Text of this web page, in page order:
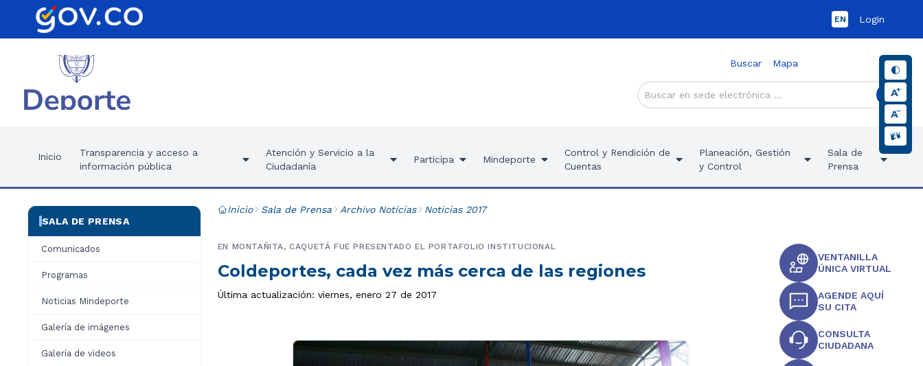
EN Login
Buscar Mapa
Inicio
Transparencia y acceso a
información pública
Atención y Servicio a la
Ciudadanía
Participa Mindeporte
Control y Rendición de
Cuentas
Planeación, Gestión
y Control
Sala de
Prensa
SALA DE PRENSA
Comunicados
Programas
Noticias Mindeporte
Galería de imágenes
Galería de videos
Inicio Sala de Prensa Archivo Noticias Noticias 2017
Coldeportes, cada vez más cerca de las regiones
EN MONTAÑITA, CAQUETÁ FUE PRESENTADO EL PORTAFOLIO INSTITUCIONAL
Última actualización: viernes, enero 27 de 2017
VENTANILLA
ÚNICA VIRTUAL
AGENDE AQUÍ
SU CITA
CONSULTA
CIUDADANA